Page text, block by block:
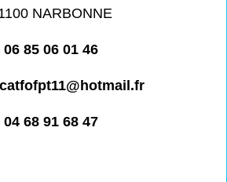
NARBONNE
06 85 06 01 46
04 68 91 68 47